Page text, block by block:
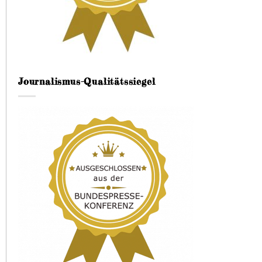
Journalismus-Qualitätssiegel